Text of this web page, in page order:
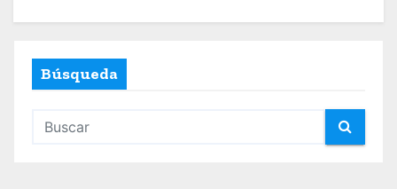
aBúsqueda